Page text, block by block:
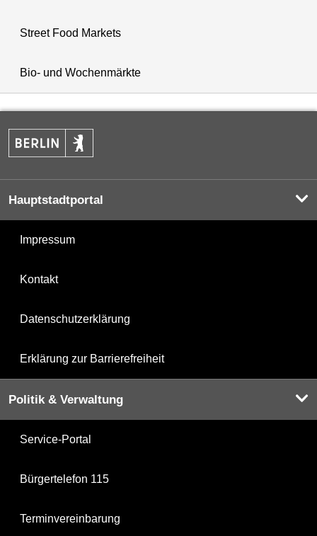
Street Food Markets
Bio- und Wochenmärkte
Hauptstadtportal
Impressum
Kontakt
Datenschutzerklärung
Erklärung zur Barrierefreiheit
Politik & Verwaltung
Service-Portal
Bürgertelefon 115
Terminvereinbarung